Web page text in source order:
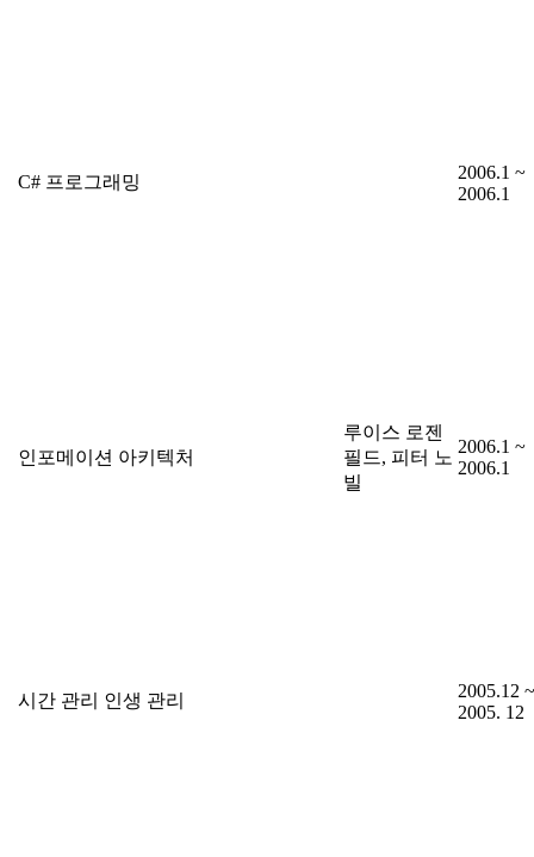
C# 프로그래밍
2006.1 ~
2006.1
인포메이션 아키텍처
루이스 로젠
필드, 피터 노
빌
2006.1 ~
2006.1
시간 관리 인생 관리
2005.12 ~
2005. 12